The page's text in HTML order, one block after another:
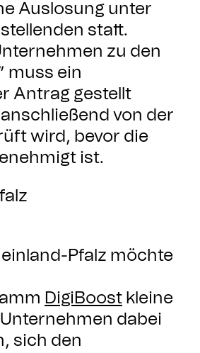
Auslosung unter
statt.
zu den
muss ein
Antrag gestellt
von der
wird, bevor die
ist.
Pfalz möchte
DigiBoost kleine
dabei
sich den